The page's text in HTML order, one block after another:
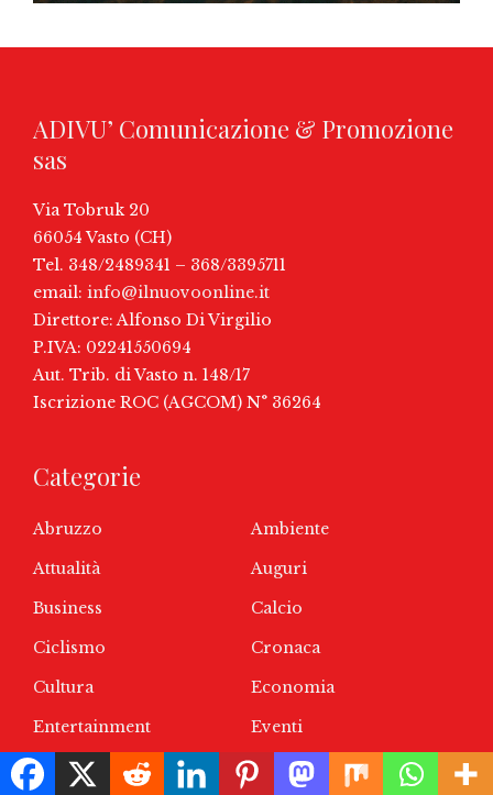
ADIVU’ Comunicazione & Promozione
sas
Via Tobruk 20
66054 Vasto (CH)
Tel. 348/2489341 – 368/3395711
email: info@ilnuovoonline.it
Direttore: Alfonso Di Virgilio
P.IVA: 02241550694
Aut. Trib. di Vasto n. 148/17
Iscrizione ROC (AGCOM) N° 36264
Categorie
Abruzzo
Ambiente
Attualità
Auguri
Business
Calcio
Ciclismo
Cronaca
Cultura
Economia
Entertainment
Eventi
In Evidenza
Life Style